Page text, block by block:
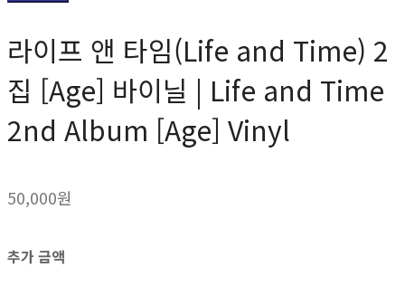
라이프 앤 타임(Life and Time) 2
집 [Age] 바이닐 | Life and Time
2nd Album [Age] Vinyl
50,000원
추가 금액